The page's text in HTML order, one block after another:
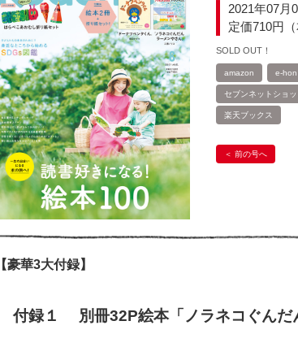
2021年07月
定価710円（
SOLD OUT！
amazon e-hon
セブンネットショ
楽天ブックス
前の号へ
【豪華3大付録】
付録１ 別冊32P絵本「ノラネコぐんだ